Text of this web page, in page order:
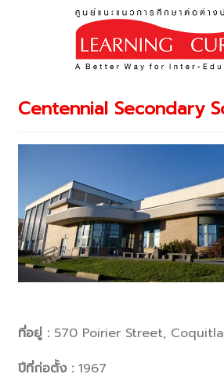
Centennial Secondary
ที่อยู่ :570 Poirier Street,
ปีที่ก่อตั้ง :1967